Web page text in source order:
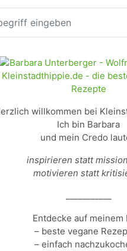
willkommen bei
Ich bin Barbara
und mein Credo
inspirieren statt
motivieren statt
Entdecke auf meinem
– beste vegane
– einfach